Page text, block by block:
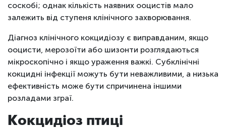
соскобі; однак кількість наявних ооцистів мало
залежить від ступеня клінічного захворювання.
Діагноз клінічного кокцидіозу є виправданим, якщо
ооцисти, мерозоїти або шизонти розглядаються
мікроскопічно і якщо ураження важкі. Субклінічні
кокцидні інфекції можуть бути неважливими, а низька
ефективність може бути спричинена іншими
розладами зграї.
Кокцидіоз птиці